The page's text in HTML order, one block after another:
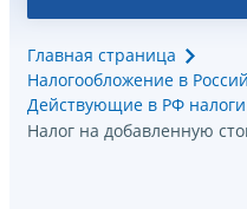
Главная страница
Налогообложение в
Действующие в РФ
Налог на добавленную